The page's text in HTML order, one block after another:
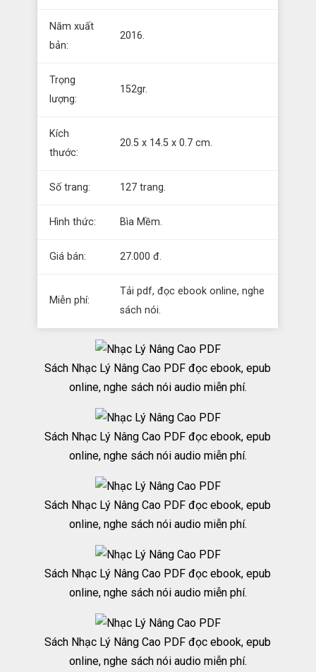
Năm xuất
bản:
2016.
Trọng
lượng:
152gr.
Kích
thước:
20.5 x 14.5 x 0.7 cm.
Số trang: 127 trang.
Hình thức: Bìa Mềm.
Giá bán: 27.000 đ.
Miễn phí:
Tải pdf, đọc ebook online, nghe
sách nói.
Sách Nhạc Lý Nâng Cao PDF đọc ebook, epub
online, nghe sách nói audio miễn phí.
Sách Nhạc Lý Nâng Cao PDF đọc ebook, epub
online, nghe sách nói audio miễn phí.
Sách Nhạc Lý Nâng Cao PDF đọc ebook, epub
online, nghe sách nói audio miễn phí.
Sách Nhạc Lý Nâng Cao PDF đọc ebook, epub
online, nghe sách nói audio miễn phí.
Sách Nhạc Lý Nâng Cao PDF đọc ebook, epub
online, nghe sách nói audio miễn phí.